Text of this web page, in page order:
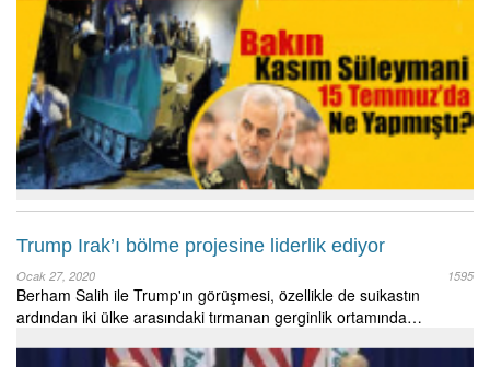
Trump Irak’ı bölme projesine liderlik ediyor
Ocak 27, 2020 1595
Berham Salih ile Trump'ın görüşmesi, özellikle de suikastın
ardından iki ülke arasındaki tırmanan gerginlik ortamında…